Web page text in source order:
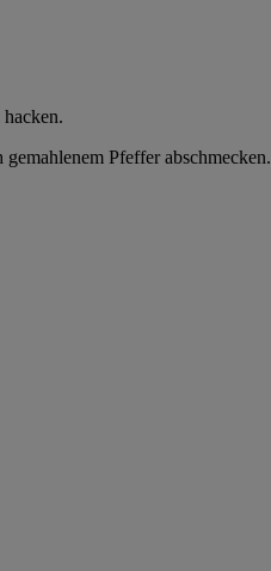
Pfeffer abschmecken.